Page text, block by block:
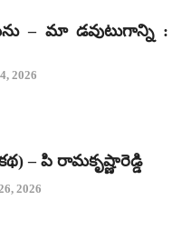
– మా డవుటుగాన్ని :
2026
– పి రామకృష్ణారెడ్డి
2026